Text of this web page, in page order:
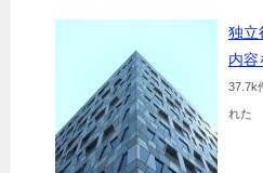
独立
内容
37.7k
れた